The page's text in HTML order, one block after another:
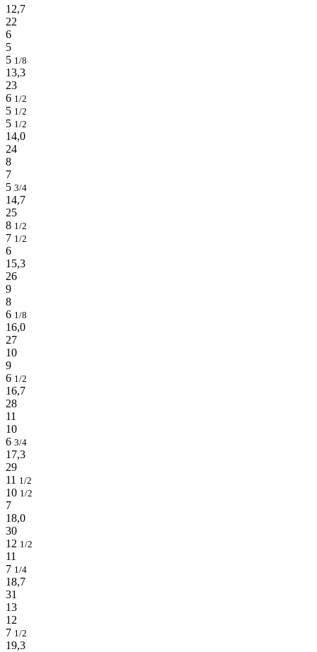
12,7
22
6
5
5 1/8
13,3
23
6 1/2
5 1/2
5 1/2
14,0
24
8
7
5 3/4
14,7
25
8 1/2
7 1/2
6
15,3
26
9
8
6 1/8
16,0
27
10
9
6 1/2
16,7
28
11
10
6 3/4
17,3
29
11 1/2
10 1/2
7
18,0
30
12 1/2
11
7 1/4
18,7
31
13
12
7 1/2
19,3